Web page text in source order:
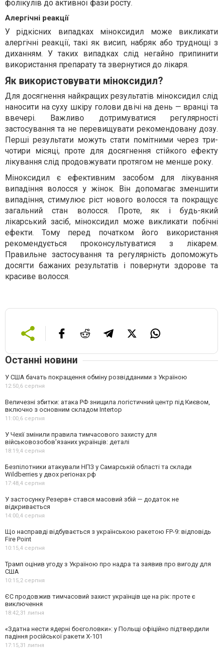
фолікулів до активної фази росту.
Алергічні реакції
У рідкісних випадках міноксидил може викликати
алергічні реакції, такі як висип, набряк або труднощі з
диханням. У таких випадках слід негайно припинити
використання препарату та звернутися до лікаря.
Як використовувати міноксидил?
Для досягнення найкращих результатів міноксидил слід
наносити на суху шкіру голови двічі на день — вранці та
ввечері. Важливо дотримуватися регулярності
застосування та не перевищувати рекомендовану дозу.
Перші результати можуть стати помітними через три-
чотири місяці, проте для досягнення стійкого ефекту
лікування слід продовжувати протягом не менше року.
Міноксидил є ефективним засобом для лікування
випадіння волосся у жінок. Він допомагає зменшити
випадіння, стимулює ріст нового волосся та покращує
загальний стан волосся. Проте, як і будь-який
лікарський засіб, міноксидил може викликати побічні
ефекти. Тому перед початком його використання
рекомендується проконсультуватися з лікарем.
Правильне застосування та регулярність допоможуть
досягти бажаних результатів і повернути здорове та
красиве волосся.
Останні новини
У США бачать покращення обміну розвідданими з Україною
12:50,6 серпня
Величезні збитки: атака РФ знищила логістичний центр під Києвом,
включно з основним складом Intertop
11:00,6 серпня
У Чехії змінили правила тимчасового захисту для
військовозобов'язаних українців: деталі
18:19,4 серпня
Безпілотники атакували НПЗ у Самарській області та склади
Wildberries у двох регіонах рф
17:48,4 серпня
У застосунку Резерв+ стався масовий збій — додаток не
відкривається
14:00,4 серпня
Що насправді відбувається з українською ракетою FP-9: відповідь
Fire Point
10:15,4 серпня
Трамп оцінив угоду з Україною про надра та заявив про вигоду для
США
10:15,2 серпня
ЄС продовжив тимчасовий захист українців ще на рік: проте є
виключення
18:42,31 липня
«Здатна нести ядерні боєголовки»: у Польщі офіційно підтвердили
падіння російської ракети Х-101
17:15,31 липня